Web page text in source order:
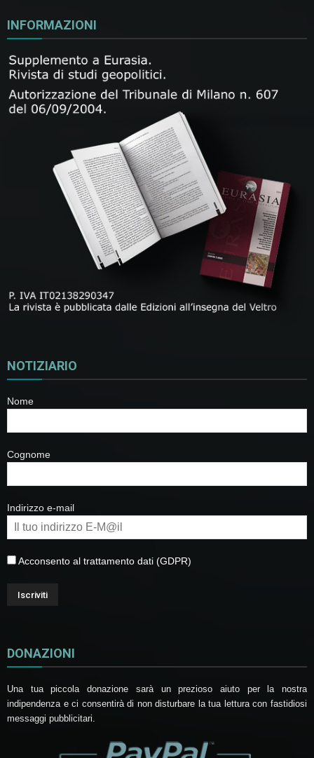
INFORMAZIONI
NOTIZIARIO
Nome
Cognome
Indirizzo e-mail
Acconsento al trattamento dati (GDPR)
DONAZIONI
Una tua piccola donazione sarà un prezioso aiuto per la nostra
indipendenza e ci consentirà di non disturbare la tua lettura con fastidiosi
messaggi pubblicitari.